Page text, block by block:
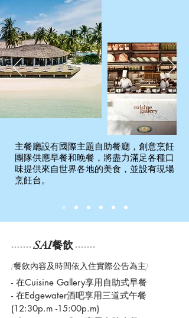
主餐廳設有國際主題自助餐廳，創意烹飪
團隊供應早餐和晚餐，將盡力滿足各種口
味提供來自世界各地的美食，並設有現場
烹飪台。
-------SAI餐飲 -------
(餐飲內容及時間依入住實際公告為主)
- 在Cuisine Gallery享用自助式早餐
- 在Edgewater酒吧享用三道式午餐
(12:30p.m -15:00p.m)